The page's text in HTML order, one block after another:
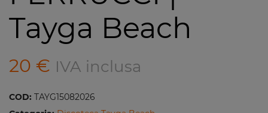
Tayga Beach
20 € IVA inclusa
COD: TAYG15082026